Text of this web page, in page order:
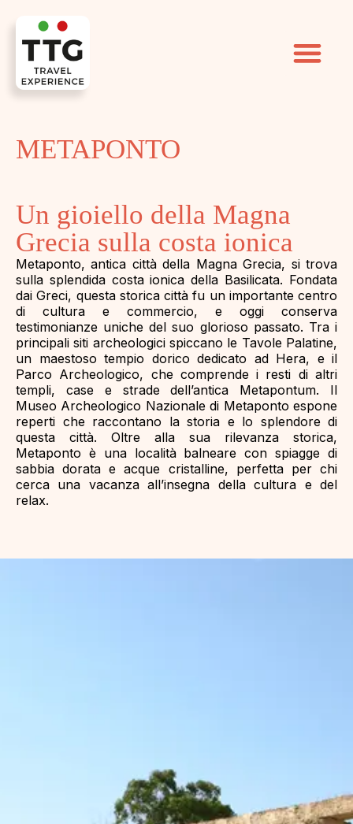
METAPONTO
Un gioiello della Magna
Grecia sulla costa ionica
Metaponto, antica città della Magna Grecia, si trova
sulla splendida costa ionica della Basilicata. Fondata
dai Greci, questa storica città fu un importante centro
di cultura e commercio, e oggi conserva
testimonianze uniche del suo glorioso passato. Tra i
principali siti archeologici spiccano le Tavole Palatine,
un maestoso tempio dorico dedicato ad Hera, e il
Parco Archeologico, che comprende i resti di altri
templi, case e strade dell’antica Metapontum. Il
Museo Archeologico Nazionale di Metaponto espone
reperti che raccontano la storia e lo splendore di
questa città. Oltre alla sua rilevanza storica,
Metaponto è una località balneare con spiagge di
sabbia dorata e acque cristalline, perfetta per chi
cerca una vacanza all’insegna della cultura e del
relax.